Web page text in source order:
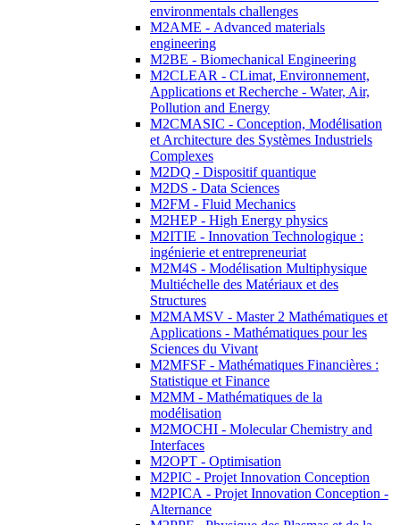
environmentals challenges
M2AME - Advanced materials
engineering
M2BE - Biomechanical Engineering
M2CLEAR - CLimat, Environnement,
Applications et Recherche - Water, Air,
Pollution and Energy
M2CMASIC - Conception, Modélisation
et Architecture des Systèmes Industriels
Complexes
M2DQ - Dispositif quantique
M2DS - Data Sciences
M2FM - Fluid Mechanics
M2HEP - High Energy physics
M2ITIE - Innovation Technologique :
ingénierie et entrepreneuriat
M2M4S - Modélisation Multiphysique
Multiéchelle des Matériaux et des
Structures
M2MAMSV - Master 2 Mathématiques et
Applications - Mathématiques pour les
Sciences du Vivant
M2MFSF - Mathématiques Financières :
Statistique et Finance
M2MM - Mathématiques de la
modélisation
M2MOCHI - Molecular Chemistry and
Interfaces
M2OPT - Optimisation
M2PIC - Projet Innovation Conception
M2PICA - Projet Innovation Conception -
Alternance